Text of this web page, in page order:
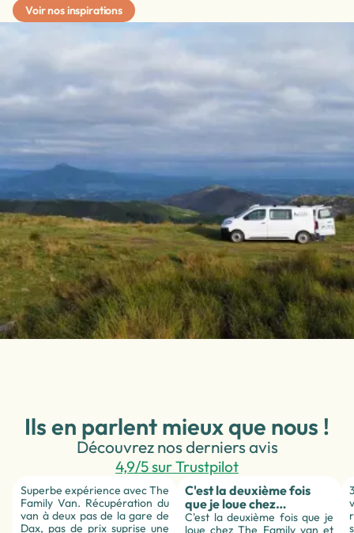
Voir nos inspirations
Ils en parlent mieux que nous !
Découvrez nos derniers avis
4,9/5 sur Trustpilot
Superbe expérience avec The
Family Van. Récupération du
van à deux pas de la gare de
Dax, pas de prix suprise une
C'est la deuxième fois
que je loue chez…
C'est la deuxième fois que je
loue chez The Family van et